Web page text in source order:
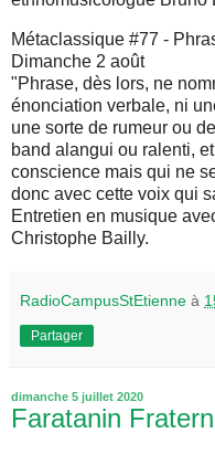
Métaclassique #77 -
Dimanche 2 août
"Phrase, dès lors, ne
énonciation verbale, ni
une sorte de rumeur ou
band alangui ou ralenti,
conscience mais qui ne
donc avec cette voix qui
Entretien en musique
Christophe Bailly.
RadioCampusStEtienne à
Partager
dimanche 5 juillet 2020
Faratanin